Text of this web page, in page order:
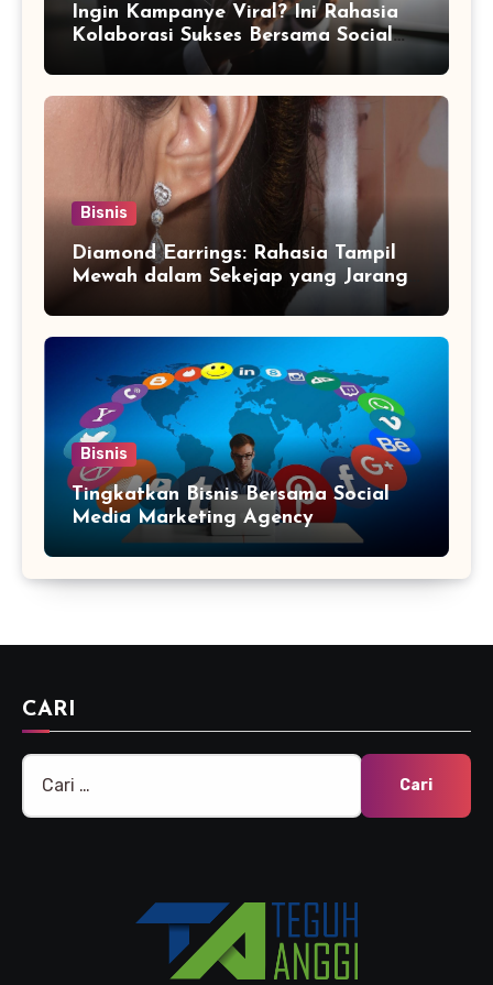
Ingin Kampanye Viral? Ini Rahasia
Kolaborasi Sukses Bersama Social
Media Marketing Agency
Bisnis
Diamond Earrings: Rahasia Tampil
Mewah dalam Sekejap yang Jarang
Bisnis
Tingkatkan Bisnis Bersama Social
Media Marketing Agency
CARI
Cari